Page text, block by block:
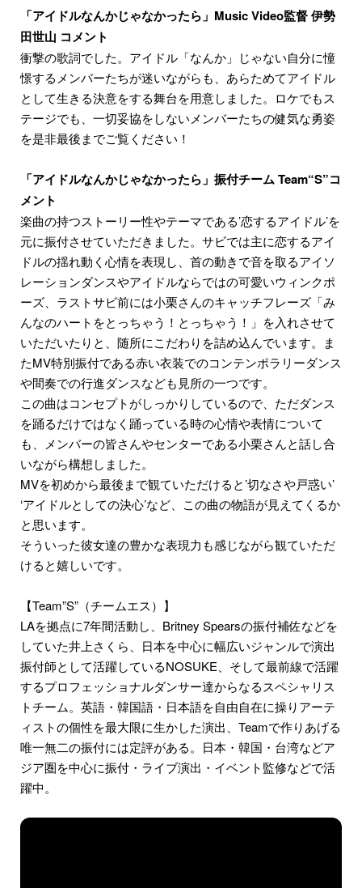
「アイドルなんかじゃなかったら」Music Video監督 伊勢
田世山 コメント
衝撃の歌詞でした。アイドル「なんか」じゃない自分に憧
憬するメンバーたちが迷いながらも、あらためてアイドル
として生きる決意をする舞台を用意しました。ロケでもス
テージでも、一切妥協をしないメンバーたちの健気な勇姿
を是非最後までご覧ください！
「アイドルなんかじゃなかったら」振付チーム Team“S”コ
メント
楽曲の持つストーリー性やテーマである’恋するアイドル’を
元に振付させていただきました。サビでは主に恋するアイ
ドルの揺れ動く心情を表現し、首の動きで音を取るアイソ
レーションダンスやアイドルならではの可愛いウィンクポ
ーズ、ラストサビ前には小栗さんのキャッチフレーズ「み
んなのハートをとっちゃう！とっちゃう！」を入れさせて
いただいたりと、随所にこだわりを詰め込んでいます。ま
たMV特別振付である赤い衣装でのコンテンポラリーダンス
や間奏での行進ダンスなども見所の一つです。
この曲はコンセプトがしっかりしているので、ただダンス
を踊るだけではなく踊っている時の心情や表情について
も、メンバーの皆さんやセンターである小栗さんと話し合
いながら構想しました。
MVを初めから最後まで観ていただけると’切なさや戸惑い’
‘アイドルとしての決心’など、この曲の物語が見えてくるか
と思います。
そういった彼女達の豊かな表現力も感じながら観ていただ
けると嬉しいです。
【Team”S”（チームエス）】
LAを拠点に7年間活動し、Britney Spearsの振付補佐などを
していた井上さくら、⽇本を中⼼に幅広いジャンルで演出
振付師として活躍しているNOSUKE、そして最前線で活躍
するプロフェッショナルダンサー達からなるスペシャリス
トチーム。英語・韓国語・⽇本語を⾃由⾃在に操りアーテ
ィストの個性を最⼤限に⽣かした演出、Teamで作りあげる
唯⼀無⼆の振付には定評がある。⽇本・韓国・台湾などア
ジア圏を中⼼に振付・ライブ演出・イベント監修などで活
躍中。